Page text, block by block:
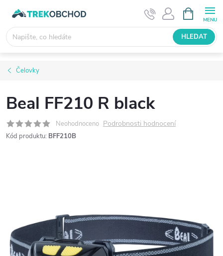
obsah
HLEDAT
NÁKUPNÍ
KOŠÍK
Čelovky
Beal FF210 R black
Neohodnoceno Podrobnosti hodnocení
Kód produktu: BFF210B